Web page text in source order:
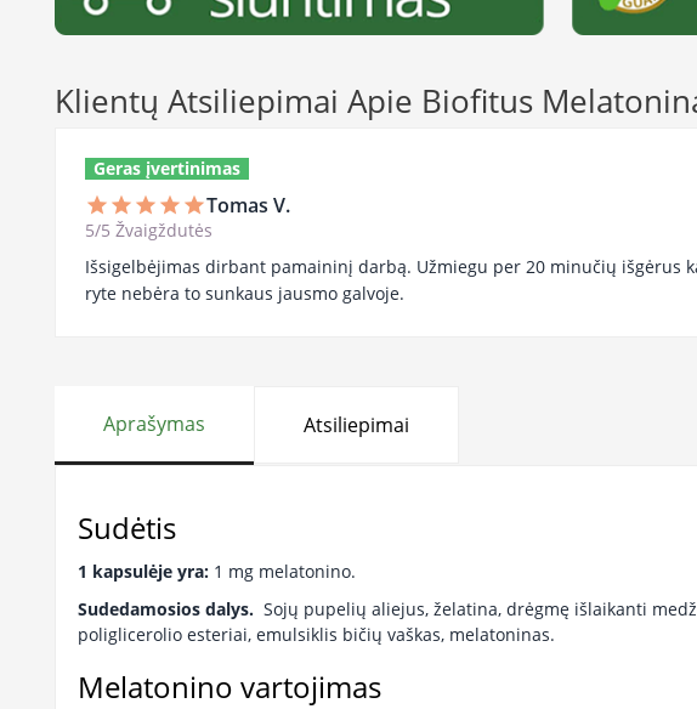
Klientų Atsiliepimai Apie Biofitus
Geras įvertinimas
star star star star starTomas V.
5/5 Žvaigždutės
Išsigelbėjimas dirbant pamaininį darbą. Užmiegu per 20 minučių išgėrus
ryte nebėra to sunkaus jausmo galvoje.
Aprašymas Atsiliepimai
Sudėtis
1 kapsulėje yra: 1 mg melatonino.
Sudedamosios dalys. Sojų pupelių aliejus, želatina, drėgmę išlaikanti
poliglicerolio esteriai, emulsiklis bičių vaškas, melatoninas.
Melatonino vartojimas